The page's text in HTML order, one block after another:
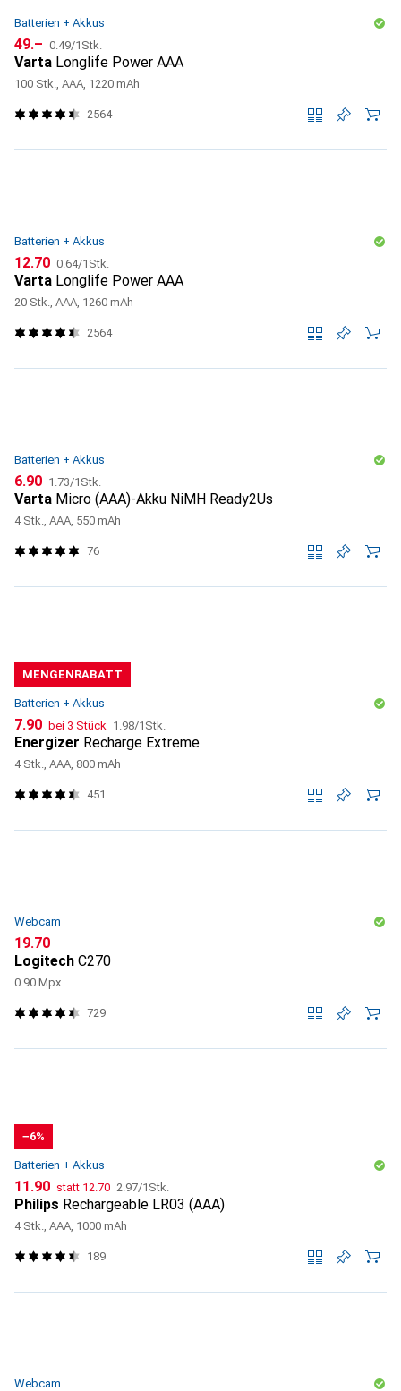
Batterien + Akkus
CHF
49.– CHF
0.49/1Stk.
Varta Longlife Power AAA
100 Stk., AAA, 1220 mAh
2564
Batterien + Akkus
CHF
12.70 CHF
0.64/1Stk.
Varta Longlife Power AAA
20 Stk., AAA, 1260 mAh
2564
Batterien + Akkus
CHF
6.90 CHF
1.73/1Stk.
Varta Micro (AAA)-Akku NiMH Ready2Us
4 Stk., AAA, 550 mAh
76
MENGENRABATT
Batterien + Akkus
CHF
7.90 bei 3 Stück CHF
1.98/1Stk.
Energizer Recharge Extreme
4 Stk., AAA, 800 mAh
451
Webcam
CHF
19.70
Logitech C270
0.90 Mpx
729
−6%
Batterien + Akkus
CHF
11.90 statt CHF
12.70 CHF
2.97/1Stk.
Philips Rechargeable LR03 (AAA)
4 Stk., AAA, 1000 mAh
189
Webcam